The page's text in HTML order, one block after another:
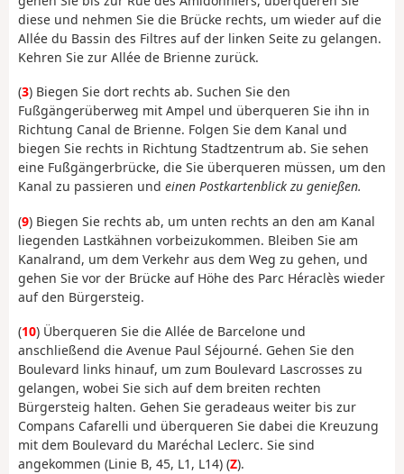
diese und nehmen Sie die Brücke rechts, um wieder auf die
Allée du Bassin des Filtres auf der linken Seite zu gelangen.
Kehren Sie zur Allée de Brienne zurück.
(3) Biegen Sie dort rechts ab. Suchen Sie den
Fußgängerüberweg mit Ampel und überqueren Sie ihn in
Richtung Canal de Brienne. Folgen Sie dem Kanal und
biegen Sie rechts in Richtung Stadtzentrum ab. Sie sehen
eine Fußgängerbrücke, die Sie überqueren müssen, um den
Kanal zu passieren und einen Postkartenblick zu genießen.
(9) Biegen Sie rechts ab, um unten rechts an den am Kanal
liegenden Lastkähnen vorbeizukommen. Bleiben Sie am
Kanalrand, um dem Verkehr aus dem Weg zu gehen, und
gehen Sie vor der Brücke auf Höhe des Parc Héraclès wieder
auf den Bürgersteig.
(10) Überqueren Sie die Allée de Barcelone und
anschließend die Avenue Paul Séjourné. Gehen Sie den
Boulevard links hinauf, um zum Boulevard Lascrosses zu
gelangen, wobei Sie sich auf dem breiten rechten
Bürgersteig halten. Gehen Sie geradeaus weiter bis zur
Compans Cafarelli und überqueren Sie dabei die Kreuzung
mit dem Boulevard du Maréchal Leclerc. Sie sind
angekommen (Linie B, 45, L1, L14) (Z).